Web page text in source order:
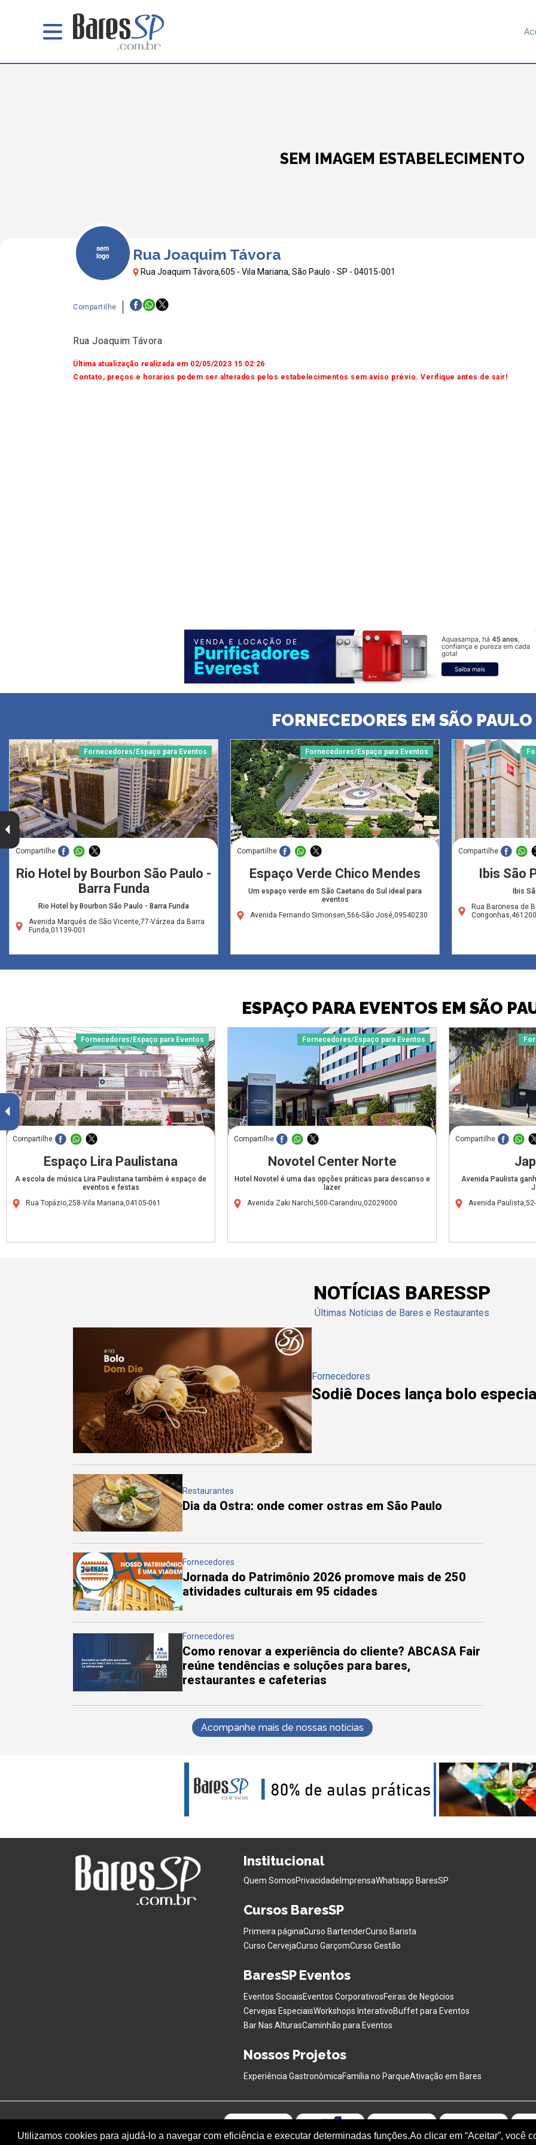
Utilizamos cookies para ajudá-lo a navegar com eficiência e executar determinadas funções.Ao clicar em “Aceitar”, você
SEM IMAGEM ESTABELECIMENTO
Rua Joaquim Távora
Rua Joaquim Távora,605 - Vila Mariana, São Paulo - SP - 04015-001
Compartilhe
Rua Joaquim Távora
Última atualização realizada em 02/05/2023 15:02:26
Contato, preços e horários podem ser alterados pelos estabelecimentos sem aviso prévio. Verifique antes de sair!
FORNECEDORES EM SÃO PAULO
Fornecedores/Espaço para Eventos
Compartilhe
Rio Hotel by Bourbon São Paulo -
Barra Funda
Rio Hotel by Bourbon São Paulo - Barra Funda
Avenida Marquês de São Vicente,77-Várzea da Barra
Funda,01139-001
Fornecedores/Espaço para Eventos
Compartilhe
Espaço Verde Chico Mendes
Um espaço verde em São Caetano do Sul ideal para
eventos
Avenida Fernando Simonsen,566-São José,09540230
Compartilhe
Ibis São
Ibis
Rua Baronesa de
ESPAÇO PARA EVENTOS EM SÃO
Fornecedores/Espaço para Eventos
Compartilhe
Espaço Lira Paulistana
A escola de música Lira Paulistana também é espaço de
eventos e festas
Rua Topázio,258-Vila Mariana,04105-061
Fornecedores/Espaço para Eventos
Compartilhe
Novotel Center Norte
Hotel Novotel é uma das opções práticas para descanso e
lazer
Avenida Zaki Narchi,500-Carandiru,02029000
Compartilhe
Avenida Paulista
Avenida
NOTÍCIAS BARESSP
Últimas Notícias de Bares e Restaurantes
Fornecedores
Sodiê Doces lança bolo
Restaurantes
Dia da Ostra: onde comer ostras em São Paulo
Fornecedores
Jornada do Patrimônio 2026 promove mais de 250
atividades culturais em 95 cidades
Fornecedores
Como renovar a experiência do cliente? ABCASA Fair
reúne tendências e soluções para bares,
restaurantes e cafeterias
Acompanhe mais de nossas notícias
Institucional
Quem SomosPrivacidadeImprensaWhatsapp BaresSP
Cursos BaresSP
Primeira páginaCurso BartenderCurso Barista
Curso CervejaCurso GarçomCurso Gestão
BaresSP Eventos
Eventos SociaisEventos CorporativosFeiras de Negócios
Cervejas EspeciaisWorkshops InterativoBuffet para Eventos
Bar Nas AlturasCaminhão para Eventos
Nossos Projetos
Experiência GastronômicaFamília no ParqueAtivação em Bares